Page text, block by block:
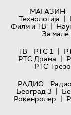
МАГАЗИН
Технологијa |
Филм и ТВ |
За мале
ТВ
РТС 1 |
РТС Драма |
РТС
РАДИО
Београд 3 |
Рокенролер |